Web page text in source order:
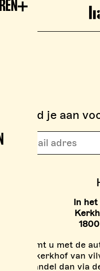
Hall9
>
>
In het
Komt u met de
kerkhof van
En wandel dan via
Meld je aan